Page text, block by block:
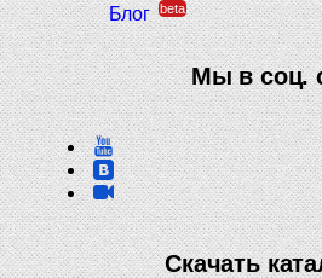
Блог beta
Мы в соц.
Скачать